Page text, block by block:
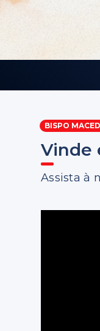
BISPO
Vinde
Assista à